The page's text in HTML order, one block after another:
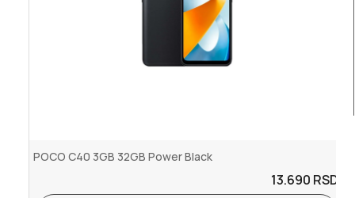
POCO C40 3GB 32GB Power Black
13.690 RSD.